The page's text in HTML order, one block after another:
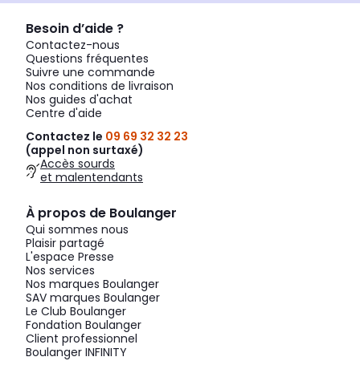
Besoin d’aide ?
Contactez-nous
Questions fréquentes
Suivre une commande
Nos conditions de livraison
Nos guides d'achat
Centre d'aide
Contactez le 09 69 32 32 23
(appel non surtaxé)
Accès sourds
et malentendants
À propos de Boulanger
Qui sommes nous
Plaisir partagé
L'espace Presse
Nos services
Nos marques Boulanger
SAV marques Boulanger
Le Club Boulanger
Fondation Boulanger
Client professionnel
Boulanger INFINITY